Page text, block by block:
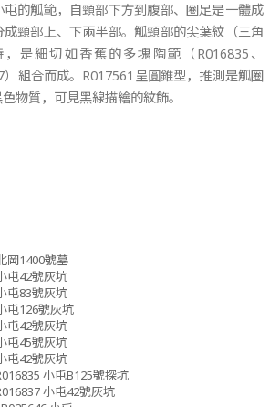
的觚範，自頸部下方到腹部、圈足是一體成
頸部上、下兩半部。觚頸部的尖葉紋（三角
是細切如香蕉的多塊陶範（R016835、
）組合而成。R017561呈圓錐型，推測是觚圈
物質，可見黑線描繪的紋飾。
岡1400號墓
屯42號灰坑
屯83號灰坑
屯126號灰坑
屯42號灰坑
屯45號灰坑
屯42號灰坑
小屯B125號探坑
小屯42號灰坑